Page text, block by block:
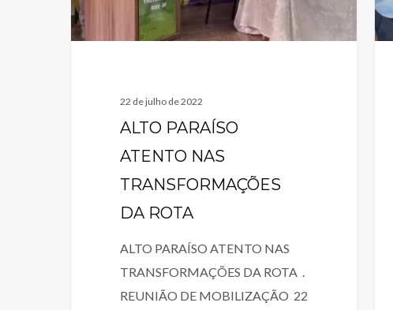
22 de julho de 2022
ALTO PARAÍSO
ATENTO NAS
TRANSFORMAÇÕES
DA ROTA
ALTO PARAÍSO ATENTO NAS
TRANSFORMAÇÕES DA ROTA .
REUNIÃO DE MOBILIZAÇÃO 22